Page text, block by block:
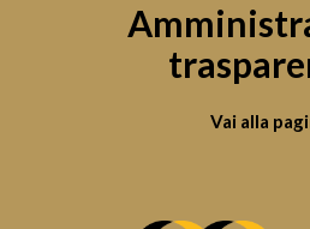
Vai alla